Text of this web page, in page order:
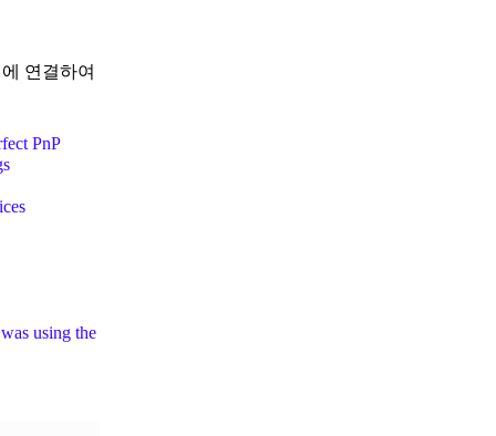
연결하여
PnP
using the